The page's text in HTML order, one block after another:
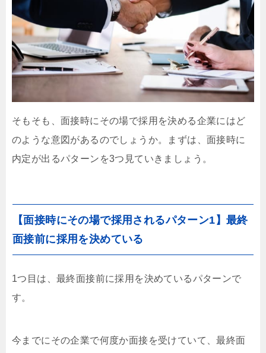
そもそも、面接時にその場で採用を決める企業にはど
のような意図があるのでしょうか。まずは、面接時に
内定が出るパターンを3つ見ていきましょう。
【面接時にその場で採用されるパターン1】最終
面接前に採用を決めている
1つ目は、最終面接前に採用を決めているパターンで
す。
今までにその企業で何度か面接を受けていて、最終面